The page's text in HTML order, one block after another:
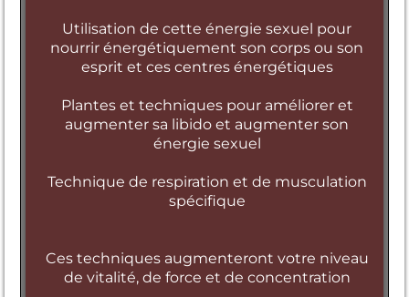
Utilisation de cette énergie sexuel pour
nourrir énergétiquement son corps ou son
esprit et ces centres énergétiques
Plantes et techniques pour améliorer et
augmenter sa libido et augmenter son
énergie sexuel
Technique de respiration et de musculation
spécifique
Ces techniques augmenteront votre niveau
de vitalité, de force et de concentration